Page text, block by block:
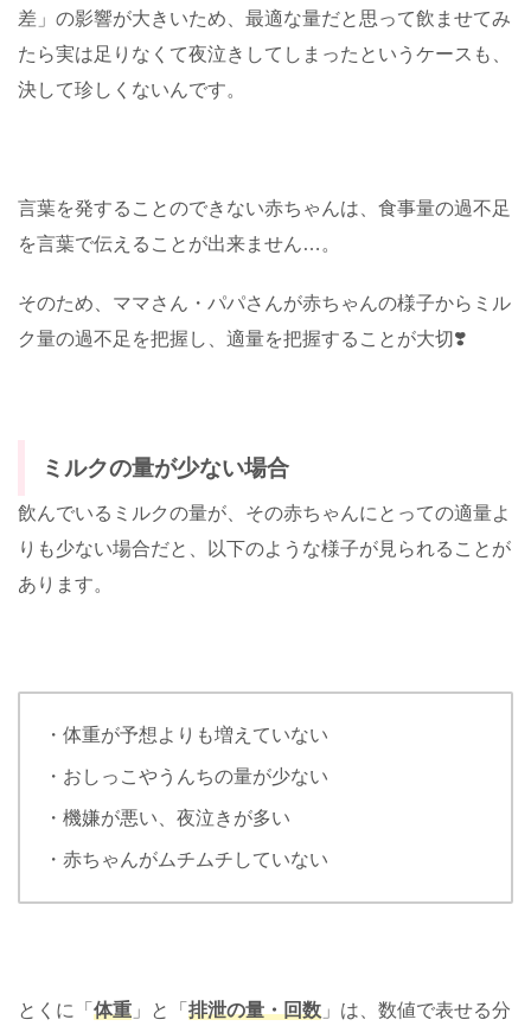
差」の影響が大きいため、最適な量だと思って飲ませてみ
たら実は足りなくて夜泣きしてしまったというケースも、
決して珍しくないんです。
言葉を発することのできない赤ちゃんは、食事量の過不足
を言葉で伝えることが出来ません…。
そのため、ママさん・パパさんが赤ちゃんの様子からミル
ク量の過不足を把握し、適量を把握することが大切❣️
ミルクの量が少ない場合
飲んでいるミルクの量が、その赤ちゃんにとっての適量よ
りも少ない場合だと、以下のような様子が見られることが
あります。
・体重が予想よりも増えていない
・おしっこやうんちの量が少ない
・機嫌が悪い、夜泣きが多い
・赤ちゃんがムチムチしていない
とくに「 体重 」と「 排泄の量・回数 」は、数値で表せる分